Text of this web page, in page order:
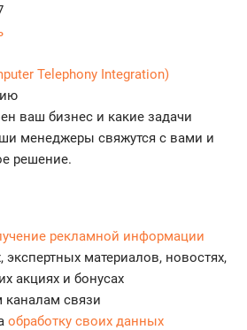
Telephony Integration)
ваш бизнес и какие задачи
менеджеры свяжутся с вами и
решение.
рекламной информации
экспертных материалов, новостях,
акциях и бонусах
связи
обработку своих данных